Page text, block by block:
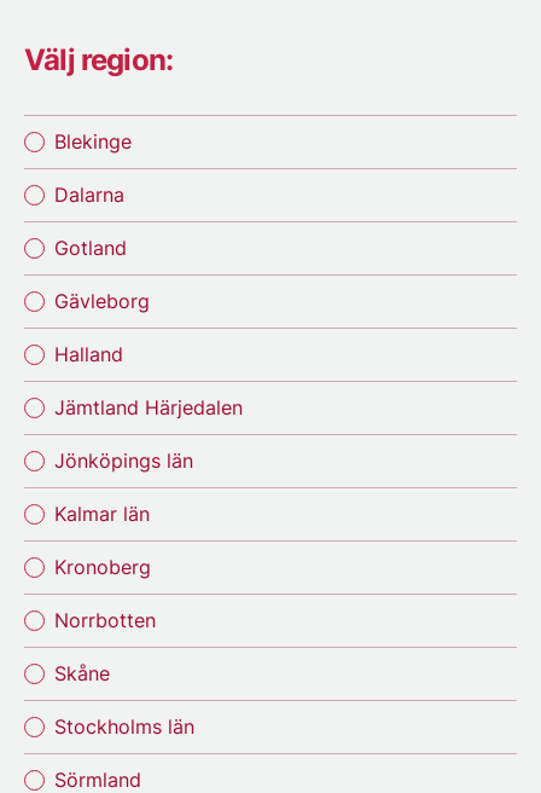
Välj region:
Blekinge
Dalarna
Gotland
Gävleborg
Halland
Jämtland Härjedalen
Jönköpings län
Kalmar län
Kronoberg
Norrbotten
Skåne
Stockholms län
Sörmland